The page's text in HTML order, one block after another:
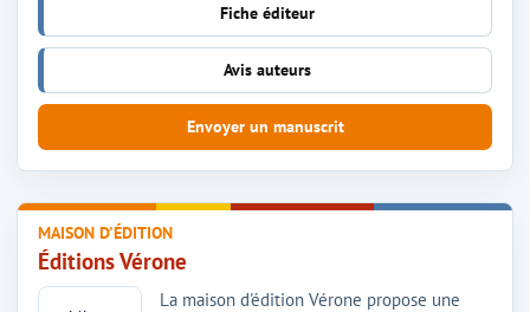
MAISON D'ÉDITION
Éditions Vérone
La maison d'édition Vérone propose une
Fiche éditeur
Avis auteurs
Envoyer un manuscrit